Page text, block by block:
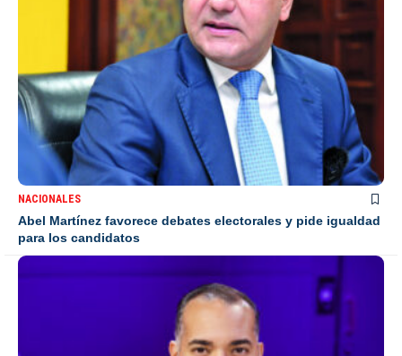
NACIONALES
Abel Martínez favorece debates electorales y pide igualdad
para los candidatos